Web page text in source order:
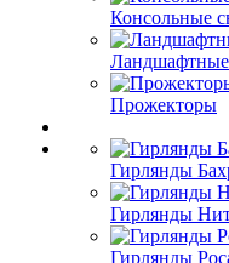
Консольные
Ландшафтные
Прожекторы
Гирлянды
Гирлянды
Гирлянды